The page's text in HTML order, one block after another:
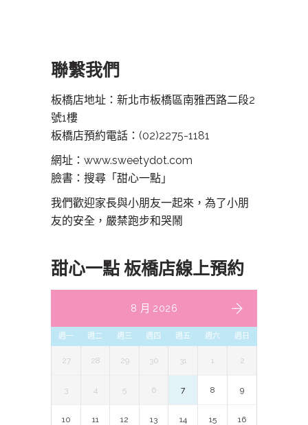
聯繫我們
板橋店地址：新北市板橋區南雅西路二段2
號1樓
板橋店預約電話： (02)2275-1181
網址：www.sweetydot.com
臉書：搜尋「甜心一點」
我們歡迎家長與小朋友一起來，為了小朋
友的安全，嚴禁跑步和哭鬧
甜心一點 板橋店線上預約
8 月 2026
週一 週二 週三 週四 週五 週六 週日
27 28 29 30 31 1 2
3 4 5 6 7 8 9
10 11 12 13 14 15 16